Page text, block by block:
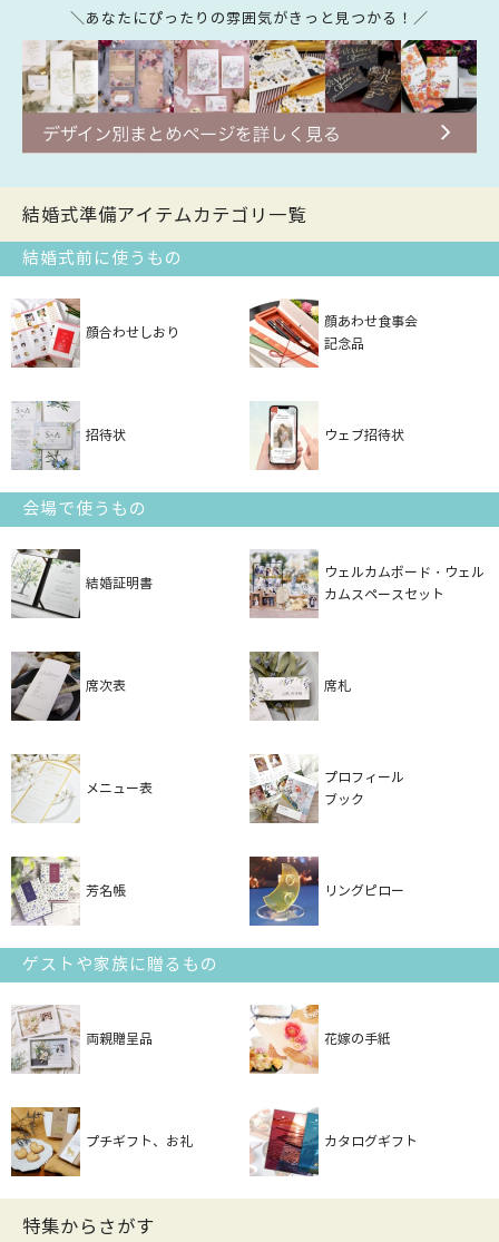
＼あなたにぴったりの雰囲気がきっと見つかる！／
結婚式準備アイテムカテゴリ一覧
結婚式前に使うもの
顔合わせしおり
顔あわせ食事会
記念品
招待状 ウェブ招待状
会場で使うもの
結婚証明書
ウェルカムボード・ウェル
カムスペースセット
席次表 席札
メニュー表
プロフィール
ブック
芳名帳 リングピロー
ゲストや家族に贈るもの
両親贈呈品 花嫁の手紙
プチギフト、お礼 カタログギフト
特集からさがす